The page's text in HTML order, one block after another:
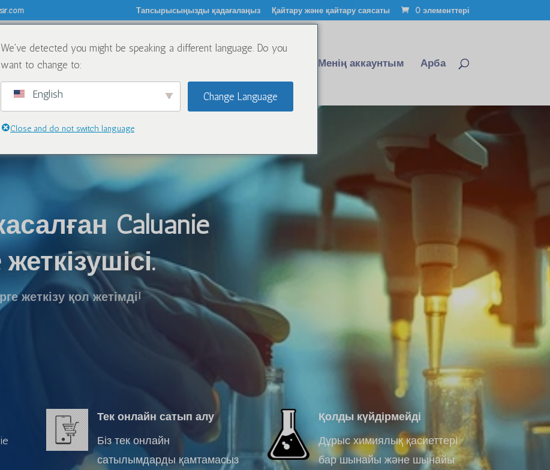
Тапсырысыңызды қадағалаңыз Қайтару және қайтару саясаты 0 элементтері
туралы Менің аккаунтым Арба
Caluanie
жеткізу қол жетімді!
Тек онлайн сатып алу
Біз тек онлайн
сатылымдарды қамтамасыз
Қолды күйдірмейді
Дұрыс химиялық қасиеттері
бар шынайы және шынайы
We've detected you might be speaking a different language. Do you
want to change to:
English Change Language
Close and do not switch language